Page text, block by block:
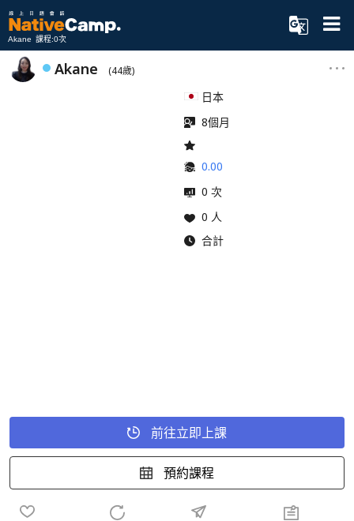
Akane 課程:0次
Akane (44歲)
日本
8個月
0.00
0 次
0 人
合計
前往立即上課
預約課程